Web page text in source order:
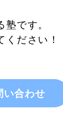
です。
ださい！
い合わせ